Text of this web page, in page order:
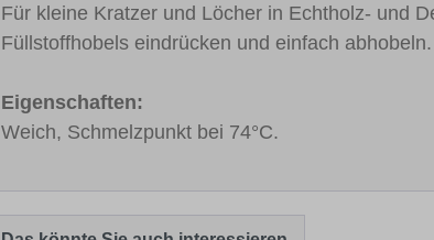
Für kleine Kratzer und Löcher in Echtholz- und
Füllstoffhobels eindrücken und einfach abhobeln.
Eigenschaften:
Weich, Schmelzpunkt bei 74°C.